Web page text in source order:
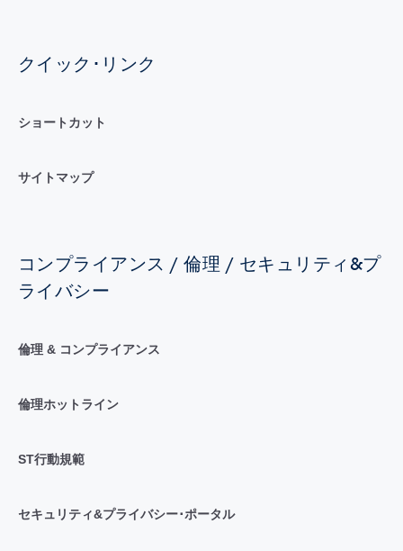
クイック･リンク
ショートカット
サイトマップ
コンプライアンス / 倫理 / セキュリティ&プ
ライバシー
倫理 & コンプライアンス
倫理ホットライン
ST行動規範
セキュリティ&プライバシー･ポータル